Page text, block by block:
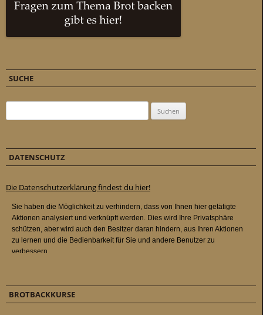
SUCHE
DATENSCHUTZ
Die Datenschutzerklärung findest du hier!
BROTBACKKURSE